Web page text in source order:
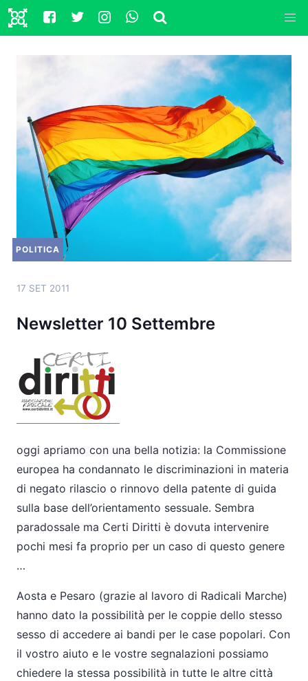
POLITICA
17 SET 2011
Newsletter 10 Settembre
oggi apriamo con una bella notizia: la Commissione
europea ha condannato le discriminazioni in materia
di negato rilascio o rinnovo della patente di guida
sulla base dell’orientamento sessuale. Sembra
paradossale ma Certi Diritti è dovuta intervenire
pochi mesi fa proprio per un caso di questo genere
…
Aosta e Pesaro (grazie al lavoro di Radicali Marche)
hanno dato la possibilità per le coppie dello stesso
sesso di accedere ai bandi per le case popolari. Con
il vostro aiuto e le vostre segnalazioni possiamo
chiedere la stessa possibilità in tutte le altre città